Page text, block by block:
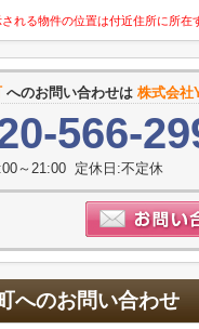
れる物件の位置は付近住所に所在
へのお問い合わせは 株式会社
566-
～21:00 定休日:不定休
へのお問い合わせ